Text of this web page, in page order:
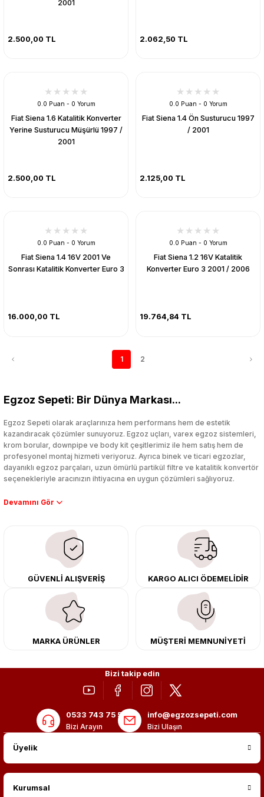
2001
2.500,00 TL 2.062,50 TL
0.0 Puan - 0 Yorum
Fiat Siena 1.6 Katalitik Konverter
Yerine Susturucu Müşürlü 1997 /
2001
2.500,00 TL
0.0 Puan - 0 Yorum
Fiat Siena 1.4 Ön Susturucu 1997
/ 2001
2.125,00 TL
0.0 Puan - 0 Yorum
Fiat Siena 1.4 16V 2001 Ve
Sonrası Katalitik Konverter Euro 3
16.000,00 TL
0.0 Puan - 0 Yorum
Fiat Siena 1.2 16V Katalitik
Konverter Euro 3 2001 / 2006
19.764,84 TL
1 2
Egzoz Sepeti: Bir Dünya Markası...
Egzoz Sepeti olarak araçlarınıza hem performans hem de estetik
kazandıracak çözümler sunuyoruz. Egzoz uçları, varex egzoz sistemleri,
krom borular, downpipe ve body kit çeşitlerimiz ile hem satış hem de
profesyonel montaj hizmeti veriyoruz. Ayrıca binek ve ticari egzozlar,
dayanıklı egzoz parçaları, uzun ömürlü partikül filtre ve katalitik konvertör
seçenekleriyle aracınızın ihtiyacına en uygun çözümleri sağlıyoruz.
Performans artışı isteyen sürücüler için özel performans egzozları ve
çıkma orijinal ürünler ile yenileyebilir, body kit uygulamalarıyla aracınızın
tasarımını ve aerodinamisini üst seviyeye taşıyabilirsiniz.
Tüm ürünlerimiz orijinal, dayanıklı ve uzun ömürlüdür. İstanbul’daki montaj
merkezimizde profesyonel montaj yapıyor, Türkiye’nin her yerine güvenli
kargo ile teslimat gerçekleştiriyoruz. Aracınıza değer katmak için doğru
adres: Egzoz Sepeti.
GÜVENLİ ALIŞVERİŞ KARGO ALICI ÖDEMELİDİR
MARKA ÜRÜNLER MÜŞTERİ MEMNUNİYETİ
Bizi takip edin
0533 743 75 56
Bizi Arayın
info@egzozsepeti.com
Bizi Ulaşın
Üyelik
Kurumsal